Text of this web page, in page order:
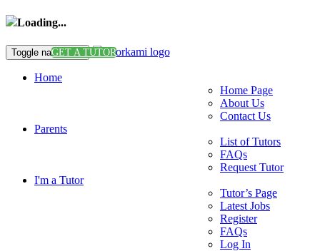
Loading...
Toggle navigationGET A TUTOR
Home
Home Page
About Us
Contact Us
Parents
List of Tutors
FAQs
Request Tutor
I'm a Tutor
Tutor’s Page
Latest Jobs
Register
FAQs
Log In